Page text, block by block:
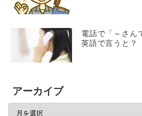
電話で「～さん
英語で言うと？
アーカイブ